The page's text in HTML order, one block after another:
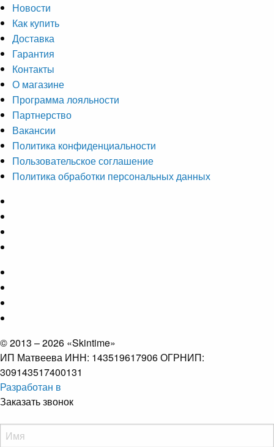
Новости
Как купить
Доставка
Гарантия
Контакты
О магазине
Программа лояльности
Партнерство
Вакансии
Политика конфиденциальности
Пользовательское соглашение
Политика обработки персональных данных
© 2013 – 2026 «Skintime»
ИП Матвеева ИНН: 143519617906 ОГРНИП:
309143517400131
Разработан в
Заказать звонок